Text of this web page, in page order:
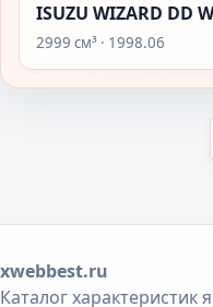
ISUZU WIZARD DD
2999 см³ · 1998.06
xwebbest.ru
Каталог характеристик